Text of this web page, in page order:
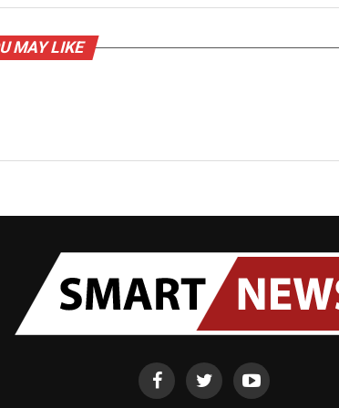
MAY LIKE